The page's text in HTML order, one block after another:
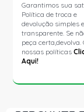
Garantimos sua
Política de troca e
devolução simples e
transparente. Se
peça certa,devolva.
nossas políticas
Aqui!